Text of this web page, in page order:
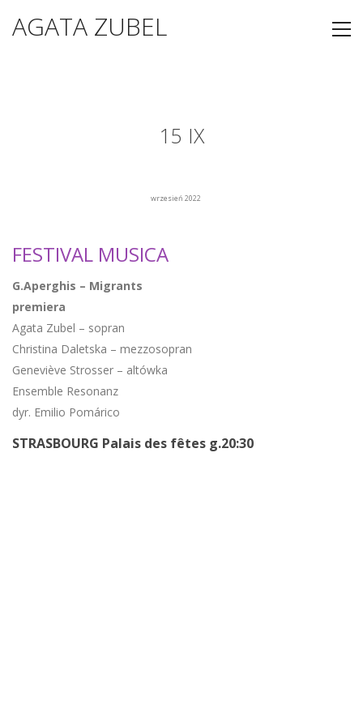
AGATA ZUBEL
15 IX
wrzesień 2022
FESTIVAL MUSICA
G.Aperghis – Migrants
premiera
Agata Zubel – sopran
Christina Daletska – mezzosopran
Geneviève Strosser – altówka
Ensemble Resonanz
dyr. Emilio Pomárico
STRASBOURG Palais des fêtes g.20:30